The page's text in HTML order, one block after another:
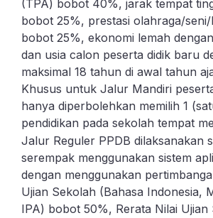
(TPA) bobot 40%, jarak tempat
bobot 25%, prestasi olahraga/seni/
bobot 25%, ekonomi lemah
dan usia calon peserta didik baru
maksimal 18 tahun di awal tahun
Khusus untuk Jalur Mandiri
hanya diperbolehkan memilih 1
pendidikan pada sekolah tempat
Jalur Reguler PPDB dilaksanakan
serempak menggunakan sistem
dengan menggunakan
Ujian Sekolah (Bahasa Indonesia,
IPA) bobot 50%, Rerata Nilai Ujian